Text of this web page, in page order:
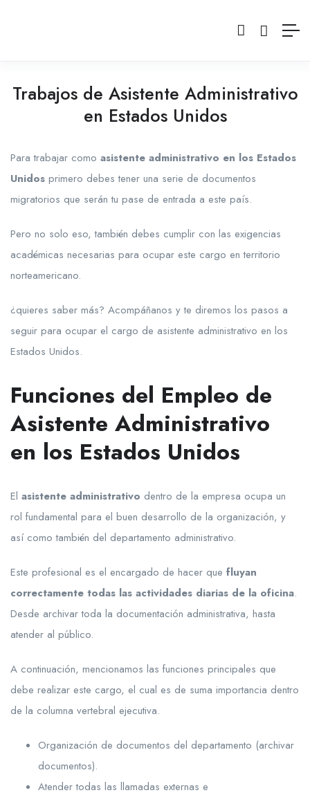
Trabajos de Asistente Administrativo
en Estados Unidos
Para trabajar como asistente administrativo en los Estados
Unidos primero debes tener una serie de documentos
migratorios que serán tu pase de entrada a este país.
Pero no solo eso, también debes cumplir con las exigencias
académicas necesarias para ocupar este cargo en territorio
norteamericano.
¿quieres saber más? Acompáñanos y te diremos los pasos a
seguir para ocupar el cargo de asistente administrativo en los
Estados Unidos.
Funciones del Empleo de
Asistente Administrativo
en los Estados Unidos
El asistente administrativo dentro de la empresa ocupa un
rol fundamental para el buen desarrollo de la organización, y
así como también del departamento administrativo.
Este profesional es el encargado de hacer que fluyan
correctamente todas las actividades diarias de la oficina.
Desde archivar toda la documentación administrativa, hasta
atender al público.
A continuación, mencionamos las funciones principales que
debe realizar este cargo, el cual es de suma importancia dentro
de la columna vertebral ejecutiva.
Organización de documentos del departamento (archivar
documentos).
Atender todas las llamadas externas e